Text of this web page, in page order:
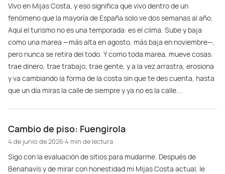
Vivo en Mijas Costa, y eso significa que vivo dentro de un
fenómeno que la mayoría de España solo ve dos semanas al año.
Aquí el turismo no es una temporada: es el clima. Sube y baja
como una marea —más alta en agosto, más baja en noviembre—,
pero nunca se retira del todo. Y como toda marea, mueve cosas:
trae dinero, trae trabajo, trae gente, y a la vez arrastra, erosiona
y va cambiando la forma de la costa sin que te des cuenta, hasta
que un día miras la calle de siempre y ya no es la calle...
Cambio de piso: Fuengirola
4 de junio de 2026·4 min de lectura
Sigo con la evaluación de sitios para mudarme. Después de
Benahavís y de mirar con honestidad mi Mijas Costa actual, le